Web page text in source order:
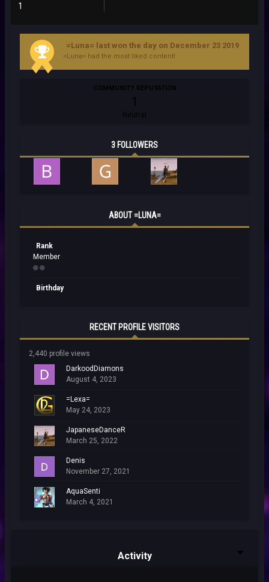
1
=Luna= last won the day on December 23 2019
=Luna= had the most liked content!
COMMUNITY REPUTATION
1
Neutral
3 FOLLOWERS
ABOUT =LUNA=
Rank
Member
Birthday
RECENT PROFILE VISITORS
2,440 profile views
DarkoodDiamons
August 4, 2023
=Lexa=
May 24, 2023
JapaneseDanceR
March 25, 2022
Denis
November 27, 2021
AquaSenti
March 4, 2021
Activity